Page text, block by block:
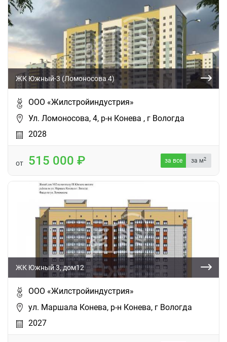
ЖК Южный-3 (Ломоносова 4)
ООО «Жилстройиндустрия»
Ул. Ломоносова, 4, р-н Конева , г Вологда
2028
от 515 000 за все за м2
ЖК Южный 3, дом12
ООО «Жилстройиндустрия»
ул. Маршала Конева, р-н Конева, г Вологда
2027